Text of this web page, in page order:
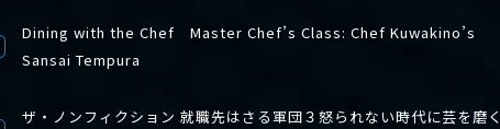
Dining with the Chef Master Chef’s Class: Chef Kuwakino’s
Sansai Tempura
ザ・ノンフィクション 就職先はさる軍団３怒られない時代に芸を磨く